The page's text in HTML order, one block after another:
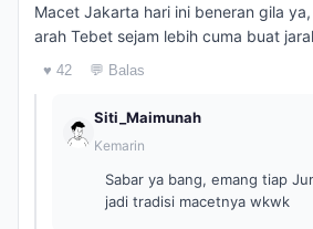
Macet Jakarta hari ini beneran gila
arah Tebet sejam lebih cuma buat
♥ 42 💬 Balas
Siti_Maimunah
Kemarin
Sabar ya bang, emang tiap
jadi tradisi macetnya wkwk